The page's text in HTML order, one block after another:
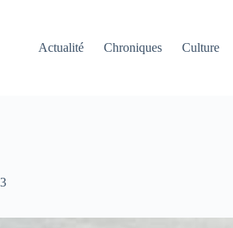
Actualité
Chroniques Culture
3